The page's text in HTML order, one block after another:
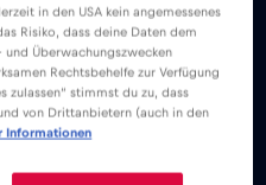
in den USA kein angemessenes
Risiko, dass deine Daten dem
und Überwachungszwecken
Rechtsbehelfe zur Verfügung
zulassen“ stimmst du zu, dass
von Drittanbietern (auch in den
Informationen